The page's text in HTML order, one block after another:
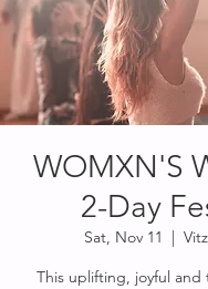
WOMXN'S
2-Day
Sat, Nov 11
  |
This uplifting, joyful and